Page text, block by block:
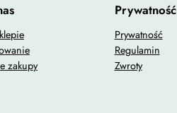
zakupy
Prywatność
Prywatność
Regulamin
Zwroty